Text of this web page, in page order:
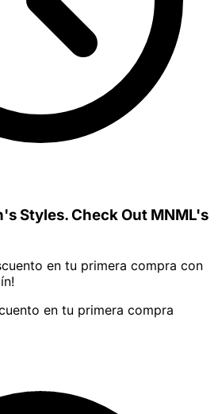
Styles. Check Out MNML's
en tu primera compra con
en tu primera compra